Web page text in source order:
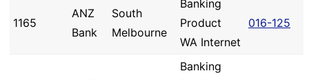
1165
ANZ
Bank
South
Melbourne
Banking
Product
WA Internet
016-125
Banking